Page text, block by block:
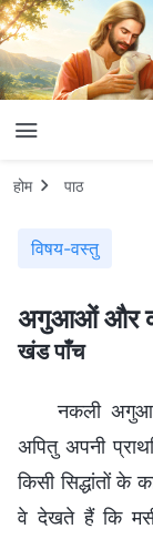
होम पाठ
विषय-वस्तु
अगुआओं और
खंड पाँच
नकली अगुआ
अपितु अपनी
किसी सिद्धांतों
वे देखते हैं कि